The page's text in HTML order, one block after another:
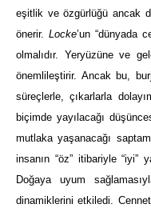
eşitlik ve özgürlüğü ancak
önerir. Locke’un “dünyada
olmalıdır. Yeryüzüne ve
önemlileştirir. Ancak bu,
süreçlerle, çıkarlarla
biçimde yayılacağı
mutlaka yaşanacağı
insanın “öz” itibariyle “iyi”
Doğaya uyum
dinamiklerini etkiledi.